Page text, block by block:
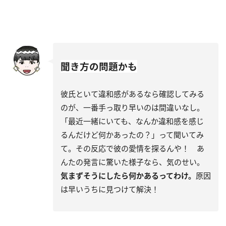
聞き方の問題かも
彼氏といて違和感があるなら確認してみる
のが、一番手っ取り早いのは間違いなし。
「最近一緒にいても、なんか違和感を感じ
るんだけど何かあったの？」って聞いてみ
て。その反応で彼の愛情を探るんや！ あ
んたの発言に驚いた様子なら、気のせい。
気まずそうにしたら何かあるってわけ。 原因
は早いうちに見つけて解決！